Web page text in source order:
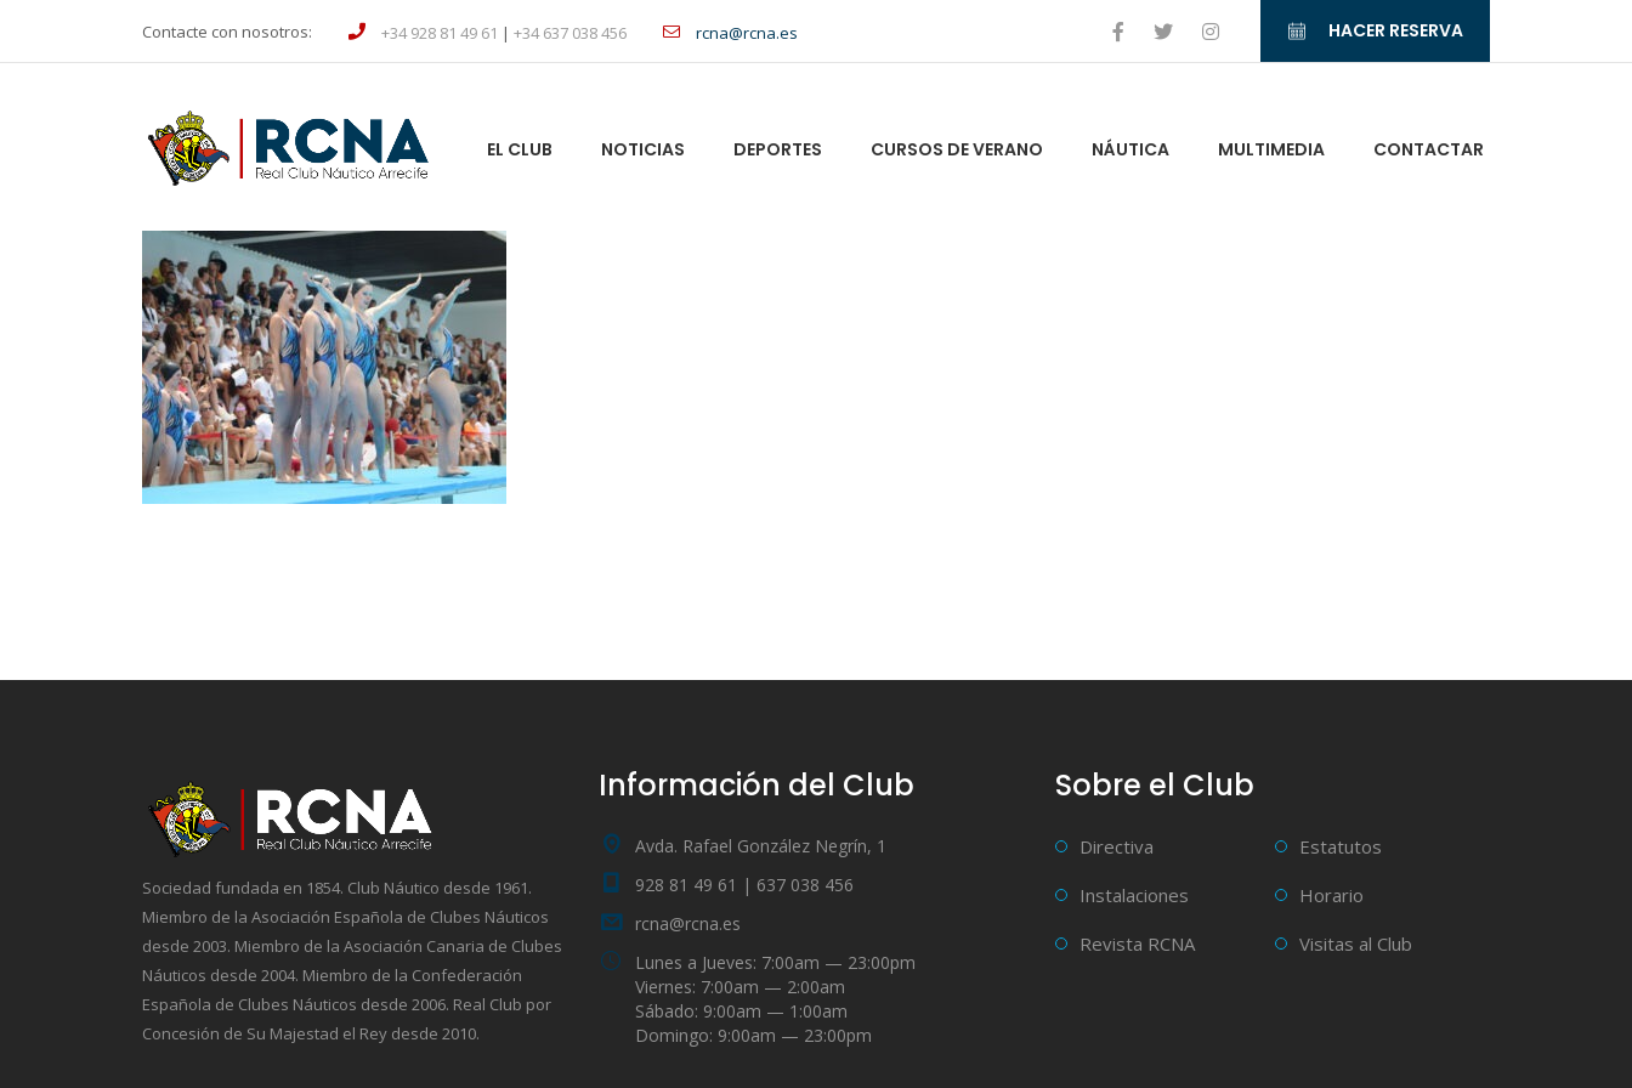
Contacte con nosotros: +34 928 81 49 61 | +34 637 038 456 rcna@rcna.es HACER RESERVA
EL CLUB NOTICIAS DEPORTES CURSOS DE VERANO NÁUTICA MULTIMEDIA CONTACTAR
Sociedad fundada en 1854. Club Náutico desde 1961.
Miembro de la Asociación Española de Clubes Náuticos
desde 2003. Miembro de la Asociación Canaria de Clubes
Náuticos desde 2004. Miembro de la Confederación
Española de Clubes Náuticos desde 2006. Real Club por
Concesión de Su Majestad el Rey desde 2010.
Información del Club
Avda. Rafael González Negrín, 1
928 81 49 61 | 637 038 456
rcna@rcna.es
Lunes a Jueves: 7:00am — 23:00pm
Viernes: 7:00am — 2:00am
Sábado: 9:00am — 1:00am
Domingo: 9:00am — 23:00pm
Sobre el Club
Directiva
Estatutos
Instalaciones
Horario
Revista RCNA
Visitas al Club